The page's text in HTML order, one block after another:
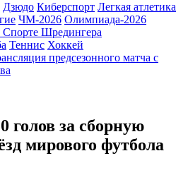
Дзюдо Киберспорт Легкая атлетика
ЧМ-2026 Олимпиада-2026
Шредингера
Теннис Хоккей
предсезонного матча с
голов за сборную
мирового футбола